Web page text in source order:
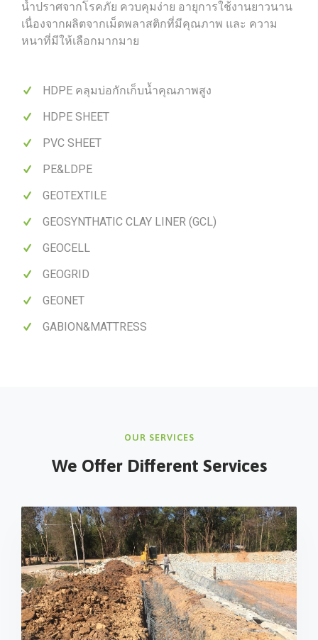
น้ำปราศจากโรคภัย ควบคุมง่าย อายุการใช้งานยาวนาน
เนื่องจากผลิตจากเม็ดพลาสติกที่มีคุณภาพ และ ความ
หนาที่มีให้เลือกมากมาย
HDPE คลุมบ่อกักเก็บน้ำคุณภาพสูง
HDPE SHEET
PVC SHEET
PE&LDPE
GEOTEXTILE
GEOSYNTHATIC CLAY LINER (GCL)
GEOCELL
GEOGRID
GEONET
GABION&MATTRESS
OUR SERVICES
We Offer Different Services